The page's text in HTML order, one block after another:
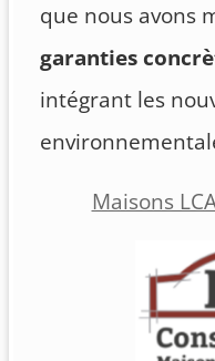
que nous avons
garanties
intégrant les
Maisons